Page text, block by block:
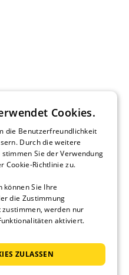
Rechte
Cookies.
die Benutzerfreundlichkeit
Durch die weitere
Sie der Verwendung
Cookie-Richtlinie zu.
können Sie Ihre
die Zustimmung
werden nur
aktiviert.
ZULASSEN